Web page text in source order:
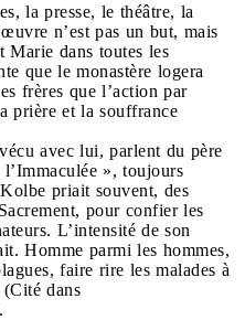
la presse, le théâtre, la
n’est pas un but, mais
Marie dans toutes les
que le monastère logera
frères que l’action par
prière et la souffrance
avec lui, parlent du père
», toujours
priait souvent, des
pour confier les
L’intensité de son
Homme parmi les hommes,
faire rire les malades à
dans